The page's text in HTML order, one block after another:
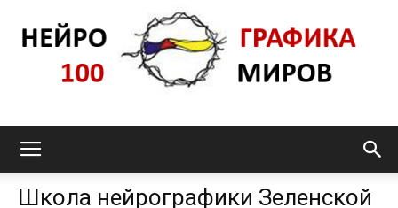
Школа нейрографики Зеленской